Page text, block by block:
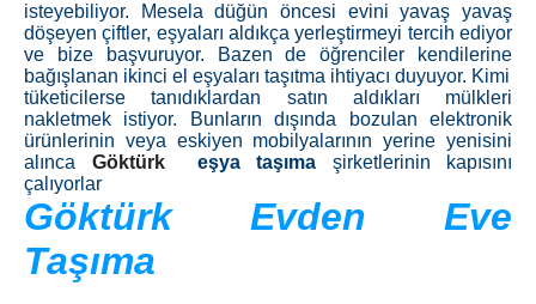
isteyebiliyor. Mesela düğün öncesi evini yavaş yavaş
döşeyen çiftler, eşyaları aldıkça yerleştirmeyi tercih ediyor
ve bize başvuruyor. Bazen de öğrenciler kendilerine
bağışlanan ikinci el eşyaları taşıtma ihtiyacı duyuyor. Kimi
tüketicilerse tanıdıklardan satın aldıkları mülkleri
nakletmek istiyor. Bunların dışında bozulan elektronik
ürünlerinin veya eskiyen mobilyalarının yerine yenisini
alınca Göktürk eşya taşıma şirketlerinin kapısını
çalıyorlar
Göktürk Evden Eve
Taşıma